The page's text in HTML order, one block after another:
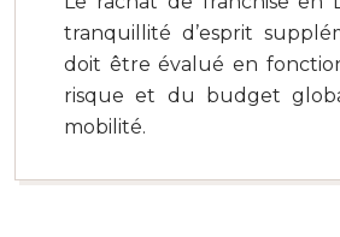
tranquillité d’esprit
doit être évalué en
risque et du budget
mobilité.